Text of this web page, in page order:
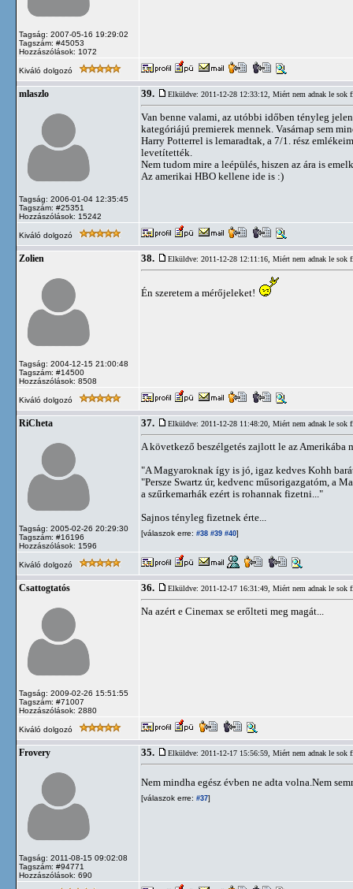
Tagság: 2007-05-16 19:29:02
Tagszám: #45053
Hozzászólások: 1072
Kiváló dolgozó
mlaszlo
Tagság: 2006-01-04 12:35:45
Tagszám: #25351
Hozzászólások: 15242
39. Elküldve: 2011-12-28 12:33:12, Miért nem adnak le sok
Van benne valami, az utóbbi időben tényleg
kategóriájú premierek mennek. Vasárnap sem
Harry Potterrel is lemaradtak, a 7/1. rész
levetítették.
Nem tudom mire a leépülés, hiszen az ára is
Az amerikai HBO kellene ide is :)
Kiváló dolgozó
Zolien
Tagság: 2004-12-15 21:00:48
Tagszám: #14500
Hozzászólások: 8508
38. Elküldve: 2011-12-28 12:11:16, Miért nem adnak le sok
Én szeretem a mérőjeleket!
Kiváló dolgozó
RiCheta
Tagság: 2005-02-26 20:29:30
Tagszám: #16196
Hozzászólások: 1596
37. Elküldve: 2011-12-28 11:48:20, Miért nem adnak le sok
A következő beszélgetés zajlott le az
"A Magyaroknak így is jó, igaz kedves Kohh
"Persze Swartz úr, kedvenc műsorigazgatóm, a
a szűrkemarhák ezért is rohannak fizetni..."
Sajnos tényleg fizetnek érte...
[válaszok erre: #38 #39 #40]
Kiváló dolgozó
Csattogtatós
Tagság: 2009-02-26 15:51:55
Tagszám: #71007
Hozzászólások: 2880
36. Elküldve: 2011-12-17 16:31:49, Miért nem adnak le sok
Na azért e Cinemax se erőlteti meg magát...
Kiváló dolgozó
Frovery
Tagság: 2011-08-15 09:02:08
Tagszám: #94771
Hozzászólások: 690
35. Elküldve: 2011-12-17 15:56:59, Miért nem adnak le sok
Nem mindha egész évben ne adta volna.Nem
[válaszok erre: #37]